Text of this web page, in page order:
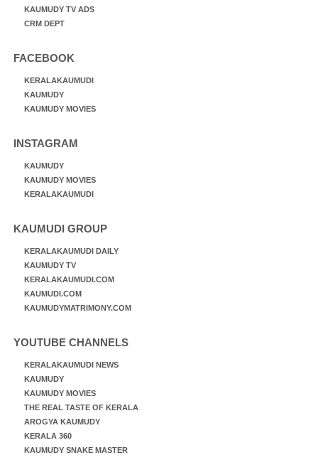
KAUMUDY TV ADS
CRM DEPT
FACEBOOK
KERALAKAUMUDI
KAUMUDY
KAUMUDY MOVIES
INSTAGRAM
KAUMUDY
KAUMUDY MOVIES
KERALAKAUMUDI
KAUMUDI GROUP
KERALAKAUMUDI DAILY
KAUMUDY TV
KERALAKAUMUDI.COM
KAUMUDI.COM
KAUMUDYMATRIMONY.COM
YOUTUBE CHANNELS
KERALAKAUMUDI NEWS
KAUMUDY
KAUMUDY MOVIES
THE REAL TASTE OF KERALA
AROGYA KAUMUDY
KERALA 360
KAUMUDY SNAKE MASTER